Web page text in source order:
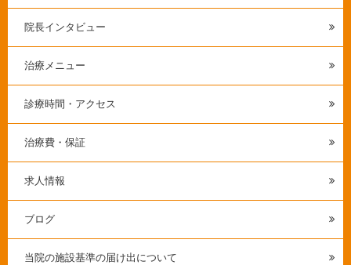
院長インタビュー
治療メニュー
診療時間・アクセス
治療費・保証
求人情報
ブログ
当院の施設基準の届け出について